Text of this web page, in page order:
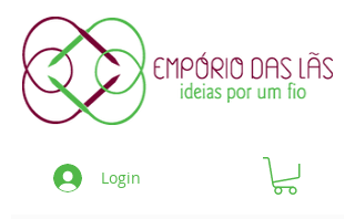
Login